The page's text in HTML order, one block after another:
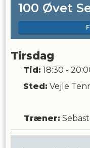
100 Øvet
Tirsdag
Tid: 18:30 -
Sted: Vejle
Træner: